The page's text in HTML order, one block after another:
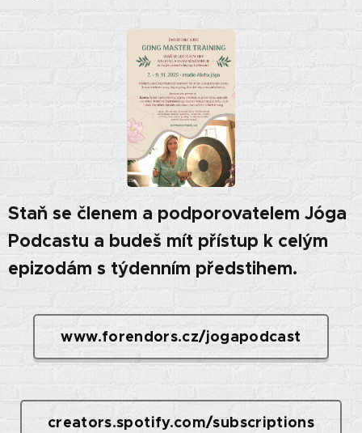
Staň se členem a podporovatelem Jóga
Podcastu a budeš mít přístup k celým
epizodám s týdenním předstihem.
www.forendors.cz/jogapodcast
creators.spotify.com/subscriptions